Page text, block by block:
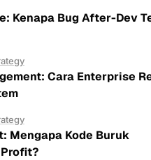
Kenapa Bug After-Dev
Cara Enterprise
Mengapa Kode Buruk